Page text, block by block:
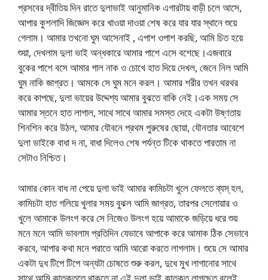
প্রসবের দ্বীতিয় দিন রাতে দুলাভাই আনুমানিক এগারটায় বাড়ী চলে আসে,
আপার কুশলাদি জিজ্ঞেস করে খাওয়া দাওয়া শেষ করে যার যার স্থানে শুয়ে
গেলাম। আমার তখনো ঘুম আসেনাই , এপাশ ওপাশ করছি, আমি চিত হয়ে
শুয়া, দেখলাম দুলা ভাই অন্ধকারে আমার পাশে এসে বশেছে।এজবারে
বুকের পাশে বসে আমার গাল নাক ও চোখে হাত দিয়ে দেখল, জেনে নিল আমি
ঘুম নাকি জাগ্রত। আমকে সে ঘুম মনে করল। আমার শরীর তখন থরথর
করে কাপছে, দুলা ভায়ের উদ্দেশ্য আমার বুঝতে বাকি নেই।এক সময় সে
আমার স্তনে হাত লাগাল, সাথে সাথে আমার সমস্ত দেহে একটা উষ্ণতায়
শিনশিন করে উঠল, আমার যৌবনে প্রথম পুরুষের ছোয়া, যৌনতার আবেশে
দুলা ভাইকে বাধা দ না, বাধা দিলেও শেষ পর্যন্ত টিকে থাকতে পারতাম না
সেটাও নিশ্চিত।
আমার কোন বাধ না পেয়ে দুলা ভাই আমার কামিচটা খুলে ফেলতে ব্যস্ হল,
কামিচটা হাত গলিয়ে খুলার সময় বুঝল আমি জাগ্রত, তারপর সেলোয়ার ও
খুলে আমাকে উলংগ করে সে নিজেও উলংগ হয়ে আমাকে জড়িয়ে ধরে শুয়
মনে মনে আমি ভাবলাম প্রতিদিন যেভাবে আপাকে করে আমাক ঠিক সেভাবে
করবে, আপার কথা মনে পরাতে আমি আরো করতে লাগলাম। শুয়ে সে আমার
একটা দুধ টিপে টিপে অন্যটা চোষতে শুরু করল, দুধে মুখ লাগানোর সাথে